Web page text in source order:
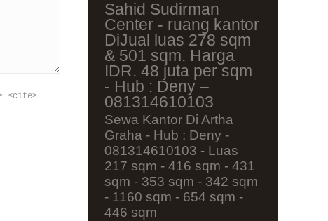
<cite>
Sahid Sudirman
Center - ruang kantor
DiJual luas 278 sqm
& 501 sqm. Harga
IDR. 48 juta per sqm
- Hub : Deny –
081314610103
Sewa Kantor Di Artha
Graha - Hub : Deny -
081314610103 - Luas
217 sqm - 416 sqm - 431
sqm - 353 sqm - 342 sqm
- 1160 sqm - 654 sqm -
446 sqm